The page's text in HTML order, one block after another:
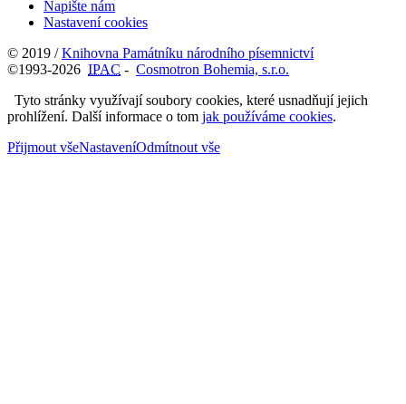
Napište nám
Nastavení cookies
© 2019 /Knihovna Památníku národního písemnictví
©1993-2026 IPAC - Cosmotron Bohemia, s.r.o.
Tyto stránky využívají soubory cookies, které usnadňují jejich
prohlížení. Další informace o tom jak používáme cookies.
Přijmout všeNastaveníOdmítnout vše